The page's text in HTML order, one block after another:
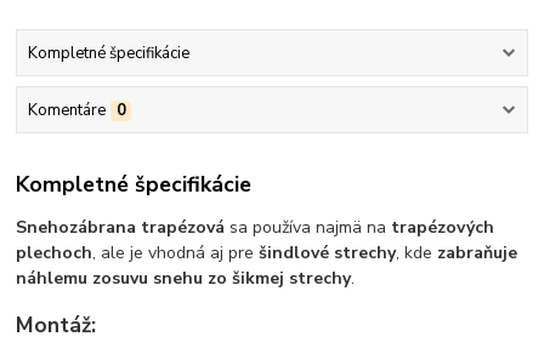
Kompletné špecifikácie
Komentáre 0
Kompletné špecifikácie
Snehozábrana trapézová sa používa najmä na trapézových
plechoch, ale je vhodná aj prešindlové strechy, kde zabraňuje
náhlemu zosuvu snehu zo šikmej strechy.
Montáž: